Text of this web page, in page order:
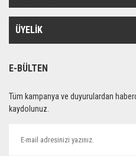
ÜYELİK
E-BÜLTEN
Tüm kampanya ve duyurulardan
kaydolunuz.